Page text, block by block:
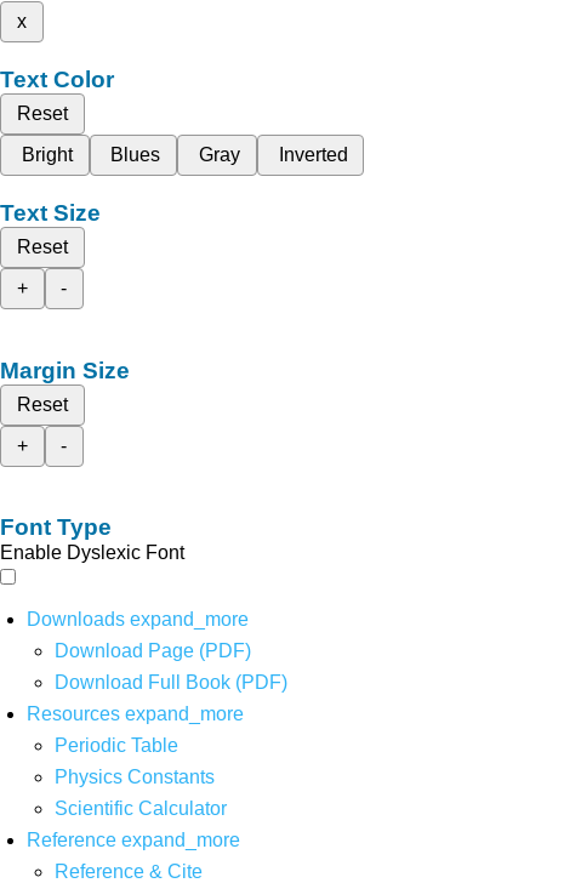
x
Text Color
Reset
Bright
Blues Gray Inverted
Text Size
Reset
+
-
Margin Size
Reset
+
-
Font Type
Enable Dyslexic Font
Downloads expand_more
Download Page (PDF)
Download Full Book (PDF)
Resources expand_more
Periodic Table
Physics Constants
Scientific Calculator
Reference expand_more
Reference & Cite